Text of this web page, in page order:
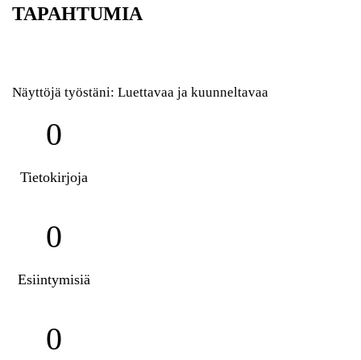
TAPAHTUMIA
Näyttöjä työstäni: Luettavaa ja kuunneltavaa
0
Tietokirjoja
0
Esiintymisiä
0